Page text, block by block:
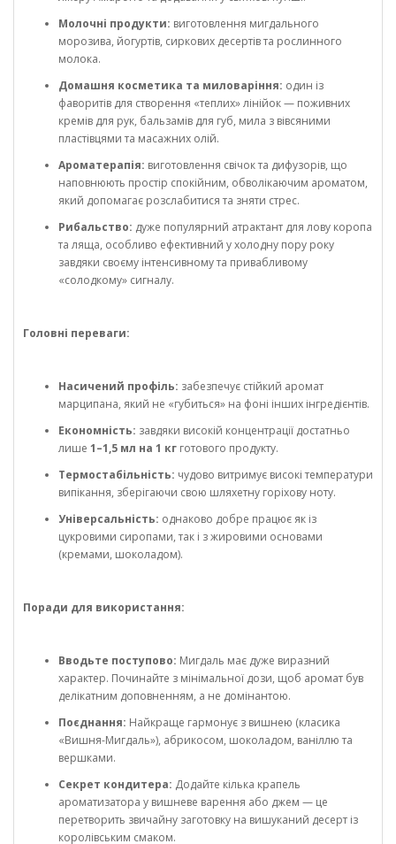
Молочні продукти: виготовлення мигдального
морозива, йогуртів, сиркових десертів та рослинного
молока.
Домашня косметика та миловаріння: один із
фаворитів для створення «теплих» лінійок — поживних
кремів для рук, бальзамів для губ, мила з вівсяними
пластівцями та масажних олій.
Ароматерапія: виготовлення свічок та дифузорів, що
наповнюють простір спокійним, обволікаючим ароматом,
який допомагає розслабитися та зняти стрес.
Рибальство: дуже популярний атрактант для лову коропа
та ляща, особливо ефективний у холодну пору року
завдяки своєму інтенсивному та привабливому
«солодкому» сигналу.
Головні переваги:
Насичений профіль: забезпечує стійкий аромат
марципана, який не «губиться» на фоні інших інгредієнтів.
Економність: завдяки високій концентрації достатньо
лише 1–1,5 мл на 1 кг готового продукту.
Термостабільність: чудово витримує високі температури
випікання, зберігаючи свою шляхетну горіхову ноту.
Універсальність: однаково добре працює як із
цукровими сиропами, так і з жировими основами
(кремами, шоколадом).
Поради для використання:
Вводьте поступово: Мигдаль має дуже виразний
характер. Починайте з мінімальної дози, щоб аромат був
делікатним доповненням, а не домінантою.
Поєднання: Найкраще гармонує з вишнею (класика
«Вишня-Мигдаль»), абрикосом, шоколадом, ваніллю та
вершками.
Секрет кондитера: Додайте кілька крапель
ароматизатора у вишневе варення або джем — це
перетворить звичайну заготовку на вишуканий десерт із
королівським смаком.